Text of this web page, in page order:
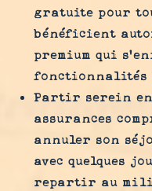
gratuite pour
bénéficient
premium qui
fonctionnalités
Partir serein
assurances
annuler son
avec quelques
repartir au